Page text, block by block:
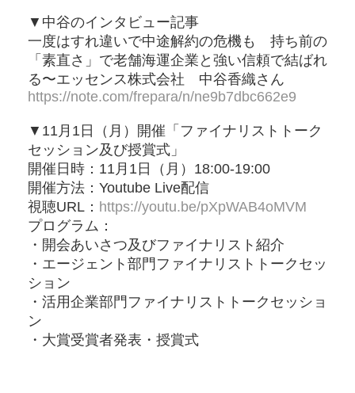
▼中谷のインタビュー記事
一度はすれ違いで中途解約の危機も 持ち前の
「素直さ」で老舗海運企業と強い信頼で結ばれ
る〜エッセンス株式会社 中谷香織さん
https://note.com/frepara/n/ne9b7dbc662e9
▼11月1日（月）開催「ファイナリストトーク
セッション及び授賞式」
開催日時：11月1日（月）18:00-19:00
開催方法：Youtube Live配信
視聴URL： https://youtu.be/pXpWAB4oMVM
プログラム：
・開会あいさつ及びファイナリスト紹介
・エージェント部門ファイナリストトークセッ
ション
・活用企業部門ファイナリストトークセッショ
ン
・大賞受賞者発表・授賞式